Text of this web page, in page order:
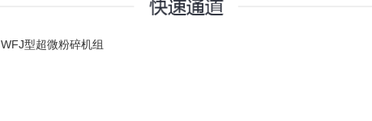
WFJ型超微粉碎机组